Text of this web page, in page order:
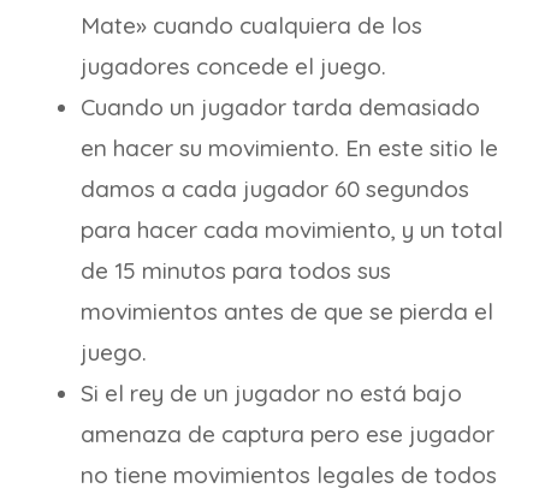
Mate» cuando cualquiera de los
jugadores concede el juego.
Cuando un jugador tarda demasiado
en hacer su movimiento. En este sitio le
damos a cada jugador 60 segundos
para hacer cada movimiento, y un total
de 15 minutos para todos sus
movimientos antes de que se pierda el
juego.
Si el rey de un jugador no está bajo
amenaza de captura pero ese jugador
no tiene movimientos legales de todos